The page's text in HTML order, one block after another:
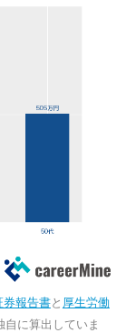
券報告書と 厚生労働
自に算出していま